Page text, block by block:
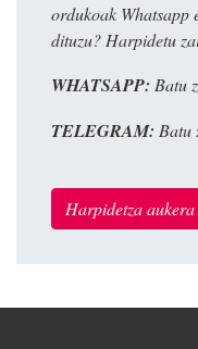
ordukoak Whatsapp
dituzu? Harpidetu
WHATSAPP: Batu
TELEGRAM: Batu
Harpidetza